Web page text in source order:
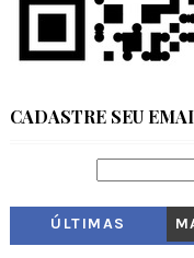
CADASTRE SEU
ÚLTIMAS